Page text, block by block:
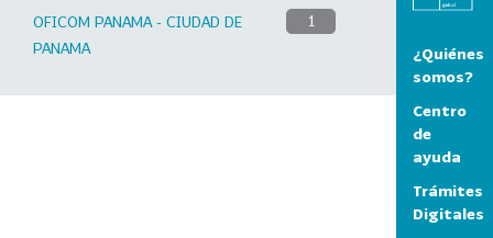
OFICOM PANAMA - CIUDAD DE
PANAMA
1
¿Quiénes
somos?
Centro
de
ayuda
Trámites
Digitales